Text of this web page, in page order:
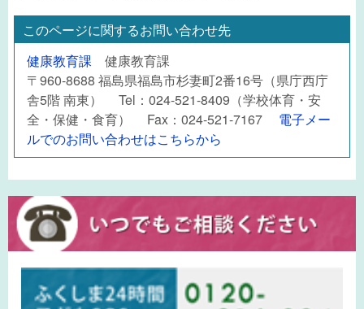
このページに関するお問い合わせ先
健康教育課 健康教育課
〒960-8688 福島県福島市杉妻町2番16号（県庁西庁
舎5階 南東） Tel：024-521-8409（学校体育・安
全・保健・食育） Fax：024-521-7167 電子メー
ルでのお問い合わせはこちらから